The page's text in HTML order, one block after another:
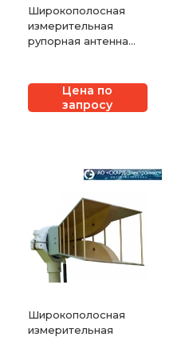
Широкополосная
измерительная
рупорная антенна
Цена по
запросу
Широкополосная
измерительная